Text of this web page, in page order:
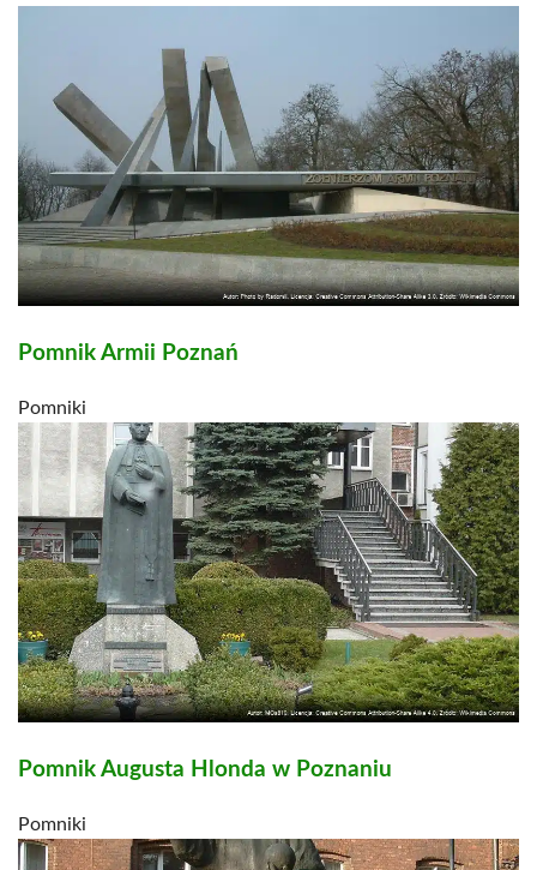
Pomnik Armii Poznań
Pomniki
Pomnik Augusta Hlonda w Poznaniu
Pomniki